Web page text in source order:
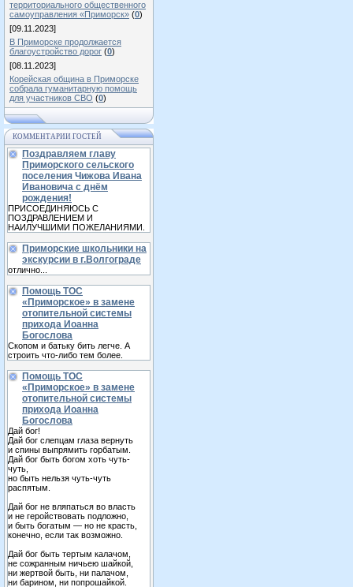
территориального общественного
самоуправления «Приморск» (0)
[09.11.2023]
В Приморске продолжается
благоустройство дорог (0)
[08.11.2023]
Корейская община в Приморске
собрала гуманитарную помощь
для участников СВО (0)
КОММЕНТАРИИ ГОСТЕЙ
Поздравляем главу
Приморского сельского
поселения Чижова Ивана
Ивановича с днём
рождения!
ПРИСОЕДИНЯЮСЬ С
ПОЗДРАВЛЕНИЕМ И
НАИЛУЧШИМИ ПОЖЕЛАНИЯМИ.
Приморские школьники на
экскурсии в г.Волгограде
отлично...
Помощь ТОС
«Приморское» в замене
отопительной системы
прихода Иоанна
Богослова
Скопом и батьку бить легче. А
строить что-либо тем более.
Помощь ТОС
«Приморское» в замене
отопительной системы
прихода Иоанна
Богослова
Дай бог!
Дай бог слепцам глаза вернуть
и спины выпрямить горбатым.
Дай бог быть богом хоть чуть-
чуть,
но быть нельзя чуть-чуть
распятым.
Дай бог не вляпаться во власть
и не геройствовать подложно,
и быть богатым — но не красть,
конечно, если так возможно.
Дай бог быть тертым калачом,
не сожранным ничьею шайкой,
ни жертвой быть, ни палачом,
ни барином, ни попрошайкой.